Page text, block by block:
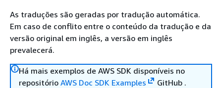
As traduções são geradas por tradução automática.
Em caso de conflito entre o conteúdo da tradução e da
versão original em inglês, a versão em inglês
prevalecerá.
Há mais exemplos de AWS SDK disponíveis no
repositório AWS Doc SDK Examples
GitHub .